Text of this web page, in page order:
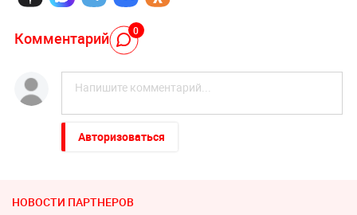
Комментарий 0
Авторизоваться
НОВОСТИ ПАРТНЕРОВ